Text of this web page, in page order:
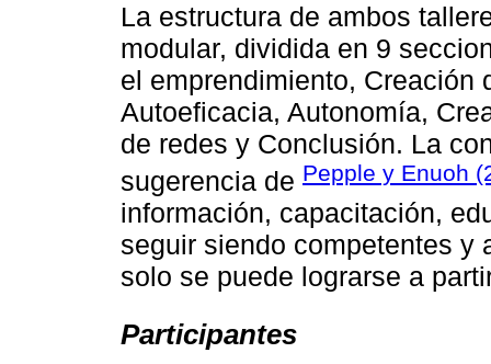
La estructura de ambos
modular, dividida en 9
el emprendimiento, Creación
Autoeficacia, Autonomía,
de redes y Conclusión. La
sugerencia de Pepple y Enuoh
información, capacitación,
seguir siendo competentes y
solo se puede lograrse a
Participantes